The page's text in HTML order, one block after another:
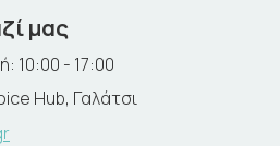
μας
10:00 - 17:00
Hub, Γαλάτσι